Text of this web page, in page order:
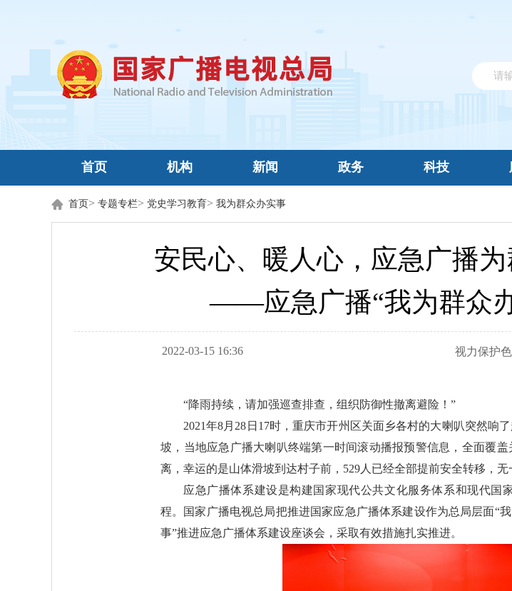
首页 机构 新闻 政务 科技
首页> 专题专栏> 党史学习教育> 我为群众办实事
安民心、暖人心，应急广播
——应急广播“我为群众
2022-03-15 16:36 视力保护色
“降雨持续，请加强巡查排查，组织防御性撤离避险！”
2021年8月28日17时，重庆市开州区关面乡各村的大喇叭突然响
坡，当地应急广播大喇叭终端第一时间滚动播报预警信息，全面覆
离，幸运的是山体滑坡到达村子前，529人已经全部提前安全转移，无
应急广播体系建设是构建国家现代公共文化服务体系和现代国
程。国家广播电视总局把推进国家应急广播体系建设作为总局层面“
事”推进应急广播体系建设座谈会，采取有效措施扎实推进。